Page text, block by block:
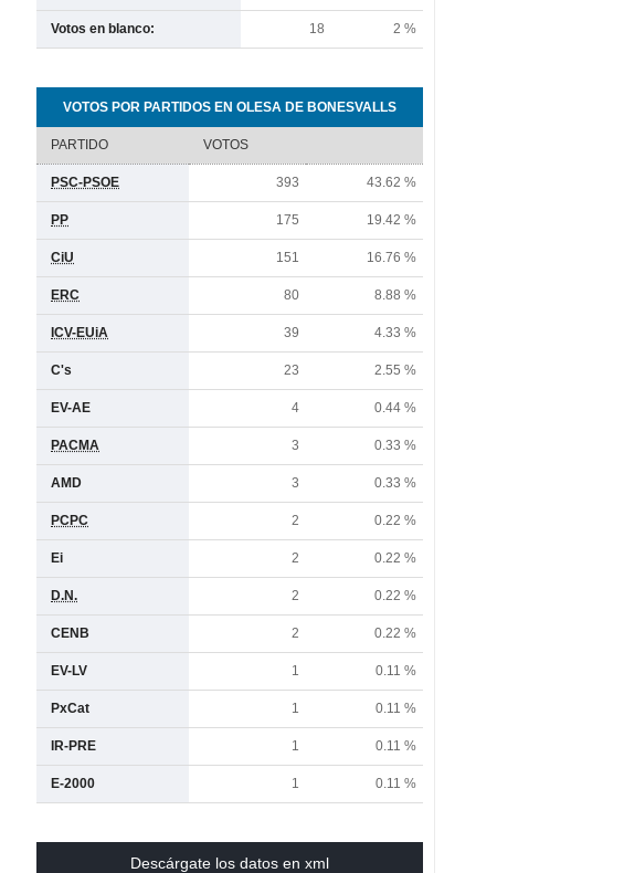
Votos en blanco: 18 2 %
VOTOS POR PARTIDOS EN OLESA DE BONESVALLS
PARTIDO VOTOS
PSC-PSOE 393 43.62 %
PP 175 19.42 %
CiU 151 16.76 %
ERC 80 8.88 %
ICV-EUiA 39 4.33 %
C's 23 2.55 %
EV-AE 4 0.44 %
PACMA 3 0.33 %
AMD 3 0.33 %
PCPC 2 0.22 %
Ei 2 0.22 %
D.N. 2 0.22 %
CENB 2 0.22 %
EV-LV 1 0.11 %
PxCat 1 0.11 %
IR-PRE 1 0.11 %
E-2000 1 0.11 %
Descárgate los datos en xml